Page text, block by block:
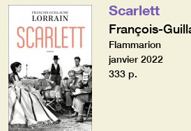
Scarlett
François-
Flammarion
janvier 2022
333 p.